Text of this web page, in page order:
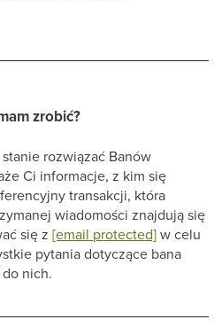
zrobić?
rozwiązać Banów
Ci informacje, z kim się
transakcji, która
wiadomości znajdują się
się z [email protected]w celu
pytania dotyczące bana
nich.